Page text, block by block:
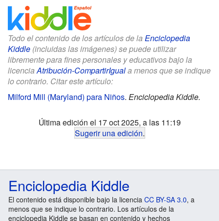
Todo el contenido de los artículos de la Enciclopedia
Kiddle (incluidas las imágenes) se puede utilizar
libremente para fines personales y educativos bajo la
licenciaAtribución-CompartirIguala menos que se indique
lo contrario. Citar este artículo:
Milford Mill (Maryland) para Niños. Enciclopedia Kiddle.
Última edición el 17 oct 2025, a las 11:19
Sugerir una edición.
Enciclopedia Kiddle
El contenido está disponible bajo la licencia CC BY-SA 3.0, a
menos que se indique lo contrario. Los artículos de la
enciclopedia Kiddle se basan en contenido y hechos